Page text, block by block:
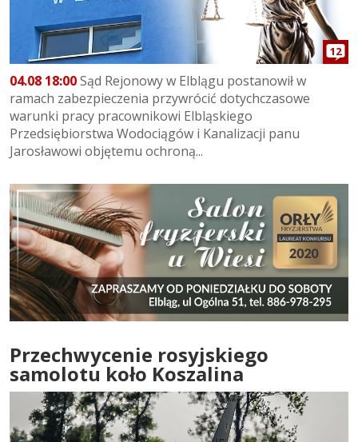
12
04.08 18:00Sąd Rejonowy w Elblągu postanowił w
ramach zabezpieczenia przywrócić dotychczasowe
warunki pracy pracownikowi Elbląskiego
Przedsiębiorstwa Wodociągów i Kanalizacji panu
Jarosławowi objętemu ochroną...
Przechwycenie rosyjskiego
samolotu koło Koszalina